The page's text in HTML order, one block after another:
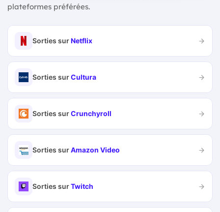
plateformes préférées.
Sorties surNetflix
Sorties surCultura
Sorties surCrunchyroll
Sorties surAmazon Video
Sorties surTwitch